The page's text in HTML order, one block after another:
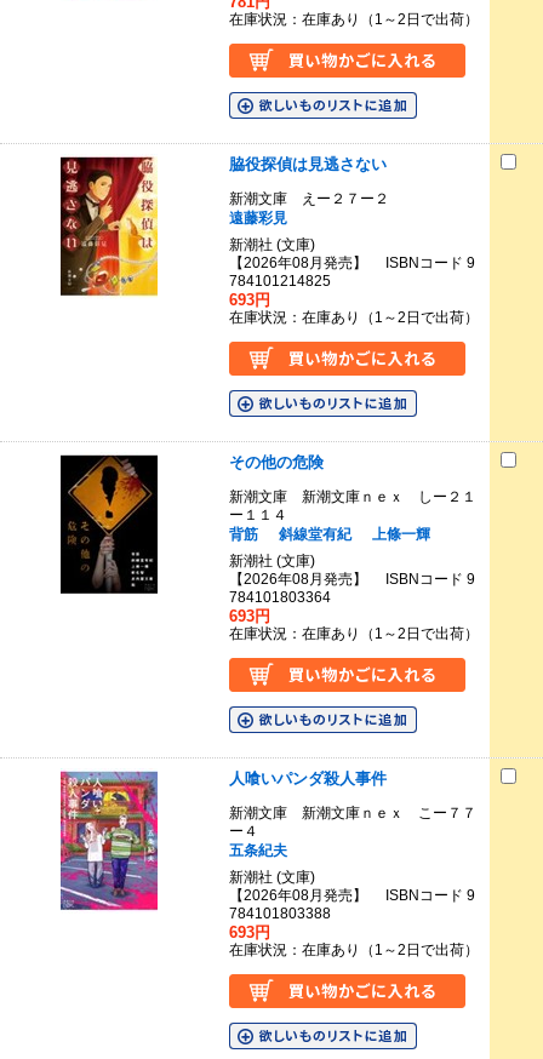
在庫状況：在庫あり（1～2日で出荷）
脇役探偵は見逃さない
新潮文庫 えー２７ー２
遠藤彩見
新潮社 (文庫)
【2026年08月発売】 ISBNコード 9
784101214825
693円
在庫状況：在庫あり（1～2日で出荷）
その他の危険
新潮文庫 新潮文庫ｎｅｘ しー２１
ー１１４
背筋
斜線堂有紀
上條一輝
新潮社 (文庫)
【2026年08月発売】 ISBNコード 9
784101803364
693円
在庫状況：在庫あり（1～2日で出荷）
人喰いパンダ殺人事件
新潮文庫 新潮文庫ｎｅｘ こー７７
ー４
五条紀夫
新潮社 (文庫)
【2026年08月発売】 ISBNコード 9
784101803388
693円
在庫状況：在庫あり（1～2日で出荷）